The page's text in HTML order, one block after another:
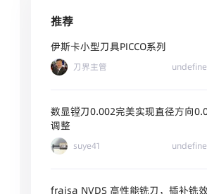
推荐
伊斯卡小型刀具PICCO系列
刀界主管
数显镗刀0.002完美实现直径方向
调整
suye41
fraisa NVDS 高性能铣刀，插补铣效率提